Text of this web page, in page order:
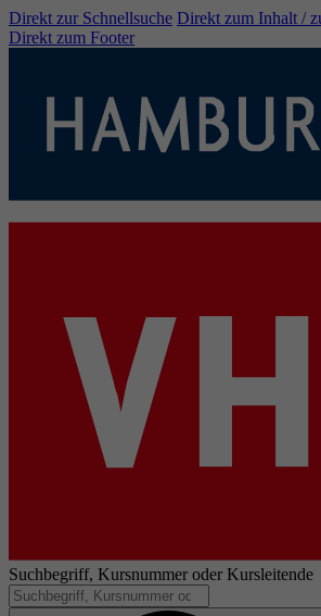
Direkt zur Schnellsuche Direkt zum Inhalt /
Direkt zum Footer
Suchbegriff, Kursnummer oder Kursleitende